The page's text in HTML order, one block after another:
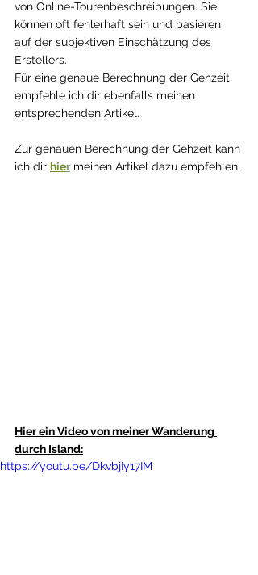
von Online-Tourenbeschreibungen. Sie
können oft fehlerhaft sein und basieren
auf der subjektiven Einschätzung des
Erstellers.
Für eine genaue Berechnung der Gehzeit
empfehle ich dir ebenfalls meinen
entsprechenden Artikel.
Zur genauen Berechnung der Gehzeit kann
ich dir hier meinen Artikel dazu empfehlen.
Hier ein Video von meiner Wanderung
durch Island:
https://youtu.be/DkvbjIy17IM